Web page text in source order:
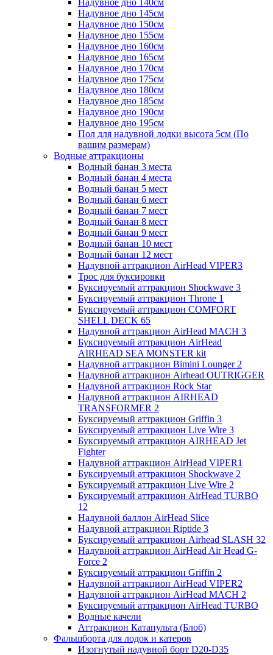
Надувное дно 140см
Надувное дно 145см
Надувное дно 150см
Надувное дно 155см
Надувное дно 160см
Надувное дно 165см
Надувное дно 170см
Надувное дно 175см
Надувное дно 180см
Надувное дно 185см
Надувное дно 190см
Надувное дно 195см
Пол для надувной лодки высота 5см (По
вашим размерам)
Водные аттракционы
Водный банан 3 места
Водный банан 4 места
Водный банан 5 мест
Водный банан 6 мест
Водный банан 7 мест
Водный банан 8 мест
Водный банан 9 мест
Водный банан 10 мест
Водный банан 12 мест
Надувной аттракцион AirHead VIPER3
Трос для буксировки
Буксируемый аттракцион Shockwave 3
Буксируемый аттракцион Throne 1
Буксируемый аттракцион COMFORT
SHELL DECK 65
Надувной аттракцион AirHead MACH 3
Буксируемый аттракцион AirHead
AIRHEAD SEA MONSTER kit
Надувной аттракцион Bimini Lounger 2
Надувной аттракцион Airhead OUTRIGGER
Надувной аттракцион Rock Star
Надувной аттракцион AIRHEAD
TRANSFORMER 2
Буксируемый аттракцион Griffin 3
Буксируемый аттракцион Live Wire 3
Буксируемый аттракцион AIRHEAD Jet
Fighter
Надувной аттракцион AirHead VIPER1
Буксируемый аттракцион Shockwave 2
Буксируемый аттракцион Live Wire 2
Буксируемый аттракцион AirHead TURBO
12
Надувной баллон AirHead Slice
Надувной аттракцион Riptide 3
Буксируемый аттракцион Airhead SLASH 32
Надувной аттракцион AirHead Air Head G-
Force 2
Буксируемый аттракцион Griffin 2
Надувной аттракцион AirHead VIPER2
Надувной аттракцион AirHead MACH 2
Буксируемый аттракцион AirHead TURBO
Водные качели
Аттракцион Катапульта (Блоб)
Фальшборта для лодок и катеров
Изогнутый надувной борт D20-D35